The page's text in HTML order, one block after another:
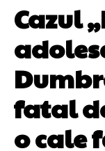
Cazul
fatal
o cale